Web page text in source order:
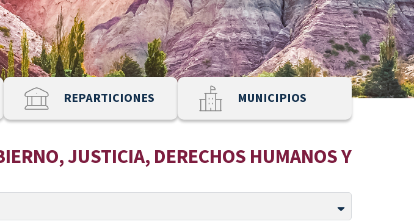
REPARTICIONES MUNICIPIOS
JUSTICIA, DERECHOS HUMANOS Y